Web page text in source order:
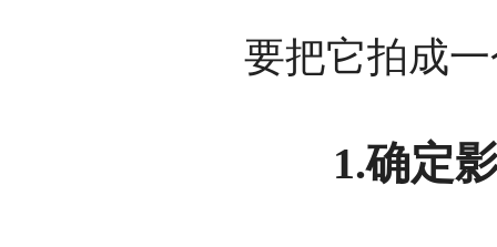
要把它拍成
1.确定